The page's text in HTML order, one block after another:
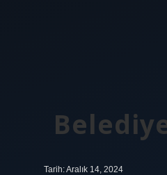
Tarih: Aralık 14, 2024